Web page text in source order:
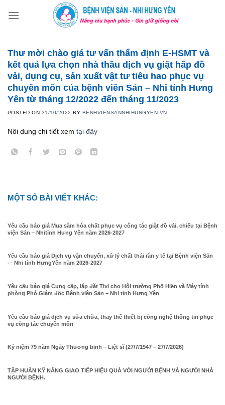
Thư mời chào giá tư vấn thẩm định E-HSMT và
kết quả lựa chọn nhà thầu dịch vụ giặt hấp đồ
vải, dụng cụ, sản xuất vật tư tiêu hao phục vụ
chuyên môn của bệnh viên Sản – Nhi tỉnh Hưng
Yên từ tháng 12/2022 đến tháng 11/2023
POSTED ON 31/10/2022 BY BENHVIENSANNHIHUNGYEN.VN
Nôi dung chi tiết xem tại đây
MỘT SỐ BÀI VIẾT KHÁC:
Yêu cầu báo giá Mua sắm hóa chất phục vụ công tác giặt đồ vải, chiếu tại Bệnh
viện Sản – Nhitỉnh Hưng Yên năm 2026-2027
Yêu cầu báo giá Dịch vụ vận chuyển, xử lý chất thải rắn y tế tại Bệnh viện Sản
-– Nhi tỉnh HưngYên năm 2026-2027
Yêu cầu báo giá Cung cấp, lắp đặt Tivi cho Hội trường Phố Hiến và Máy tính
phòng Phó Giám đốc Bệnh viện Sản – Nhi tỉnh Hưng Yên
Yêu cầu báo giá dịch vụ sửa chữa, thay thế thiết bị công nghệ thông tin phục
vụ công tác chuyên môn
Kỷ niệm 79 năm Ngày Thương binh – Liệt sĩ (27/7/1947 – 27/7/2026)
TẬP HUẤN KỸ NĂNG GIAO TIẾP HIỆU QUẢ VỚI NGƯỜI BỆNH VÀ NGƯỜI NHÀ
NGƯỜI BỆNH.